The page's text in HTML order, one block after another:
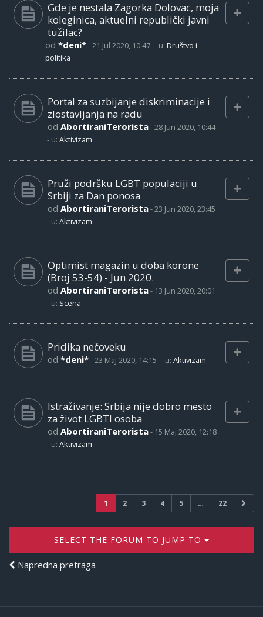
Gde je nestala Zagorka Dolovac, moja
koleginica, aktuelni republički javni
tužilac?
od *deni*-21 Jul 2020, 10:47 - u: Društvo i
politika
Portal za suzbijanje diskriminacije i
zlostavljanja na radu
od AbortiraniTerorista-28 Jun 2020, 10:44
- u: Aktivizam
Pruži podršku LGBT populaciji u
Srbiji za Dan ponosa
od AbortiraniTerorista-23 Jun 2020, 23:45
- u: Aktivizam
Optimist magazin u doba korone
(Broj 53-54) - Jun 2020.
od AbortiraniTerorista- 13 Jun 2020, 20:01
- u: Scena
Pridika nečoveku
od *deni*-23 Maj 2020, 14:15 - u: Aktivizam
Istraživanje: Srbija nije dobro mesto
za život LGBTI osoba
od AbortiraniTerorista- 15 Maj 2020, 12:18
- u: Aktivizam
1 2 3 4 5 … 22
SELECT THE FORUM TO JUMP TO
Napredna pretraga